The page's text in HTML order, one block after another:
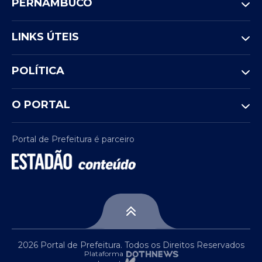
médio completo para os cargos ofertados.
O salário pode chegar a R$ 1.621,00. As
inscrições ficam abertas até o dia 6 de abril
PERNAMBUCO
LINKS ÚTEIS
POLÍTICA
O PORTAL
Portal de Prefeitura é parceiro
2026 Portal de Prefeitura. Todos os Direitos Reservados
Plataforma